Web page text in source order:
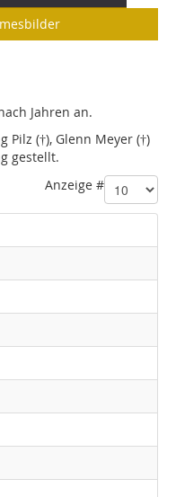
Jahren an.
Pilz (†), Glenn Meyer (†)
gestellt.
Anzeige #